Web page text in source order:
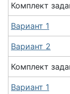
Комплект
Вариант 1
Вариант 2
Комплект
Вариант 1